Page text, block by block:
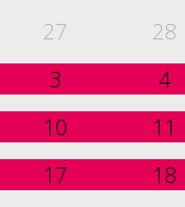
27
28
3
4
10
11
17
18